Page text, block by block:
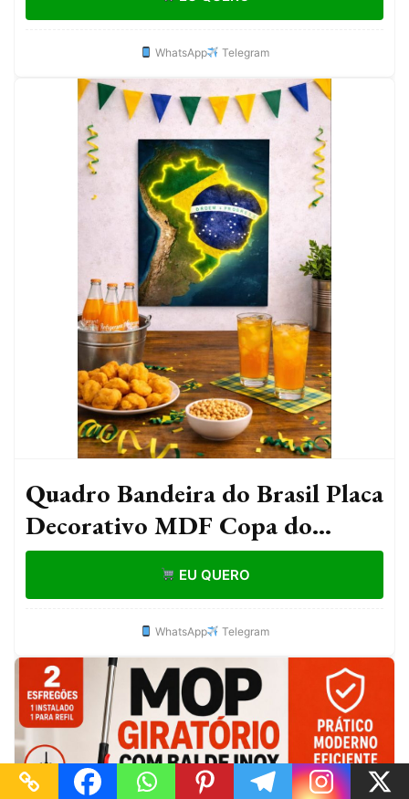
WhatsApp Telegram
Quadro Bandeira do Brasil Placa
Decorativo MDF Copa do
mundo envio imediato
EU QUERO
WhatsApp Telegram